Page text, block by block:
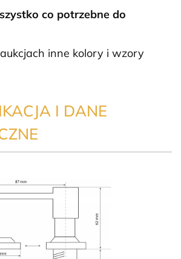
co potrzebne do
inne kolory i wzory
I DANE